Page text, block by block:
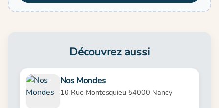
Découvrez aussi
Nos Mondes
10 Rue Montesquieu 54000 Nancy